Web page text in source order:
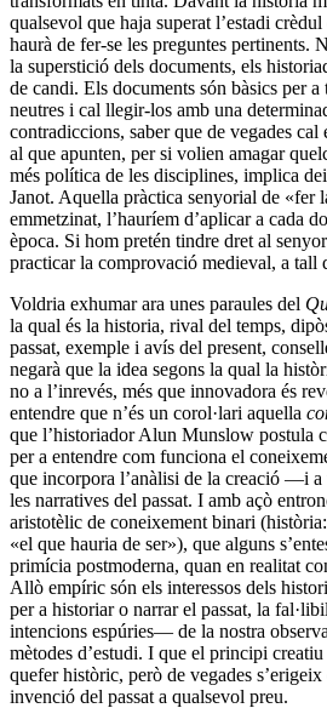
qualsevol que haja superat l’estadi
haurà de fer-se les preguntes pertinents.
la superstició dels documents, els
de candi. Els documents són bàsics per
neutres i cal llegir-los amb una
contradiccions, saber que de vegades
al que apunten, per si volien amagar
més política de les disciplines, implica
Janot. Aquella pràctica senyorial de «fer
emmetzinat, l’hauríem d’aplicar a cada
època. Si hom pretén tindre dret al
practicar la comprovació medieval, a tall
Voldria exhumar ara unes paraules del
la qual és la historia, rival del temps,
passat, exemple i avís del present,
negarà que la idea segons la qual la
no a l’inrevés, més que innovadora és
entendre que n’és un corol·lari aquella
que l’historiador Alun Munslow postula
per a entendre com funciona el
que incorpora l’anàlisi de la creació —i
les narratives del passat. I amb açò
aristotèlic de coneixement binari
«el que hauria de ser»), que alguns
primícia postmoderna, quan en realitat
Allò empíric són els interessos dels
per a historiar o narrar el passat, la
intencions espúries— de la nostra
mètodes d’estudi. I que el principi
quefer històric, però de vegades
invenció del passat a qualsevol preu.